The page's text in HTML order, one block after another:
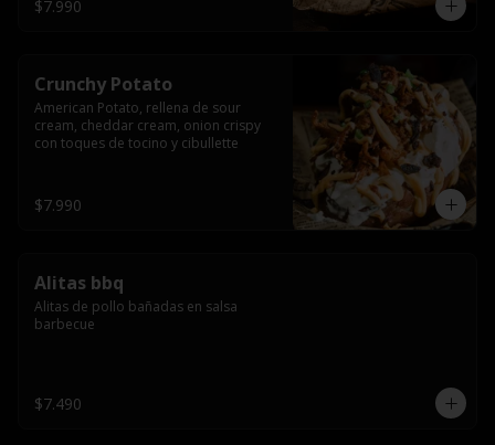
$7.990
Crunchy Potato
American Potato, rellena de sour
cream, cheddar cream, onion crispy
con toques de tocino y cibullette
$7.990
Alitas bbq
Alitas de pollo bañadas en salsa
barbecue
$7.490